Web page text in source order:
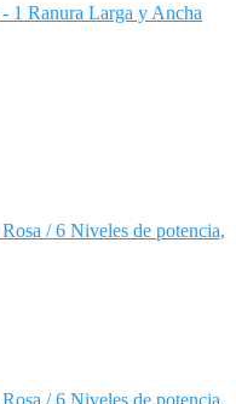
1 Ranura Larga y Ancha
/ 6 Niveles de potencia,
/ 6 Niveles de potencia,